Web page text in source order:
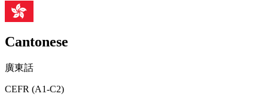
Cantonese
廣東話
CEFR (A1-C2)